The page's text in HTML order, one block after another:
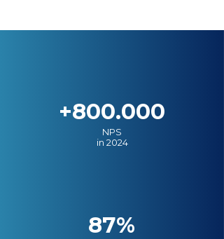
+800.000
NPS
in 2024
87%